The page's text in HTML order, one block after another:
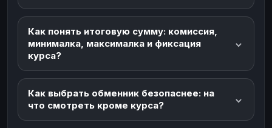
Как понять итоговую сумму: комиссия,
минималка, максималка и фиксация
курса?
Как выбрать обменник безопаснее: на
что смотреть кроме курса?